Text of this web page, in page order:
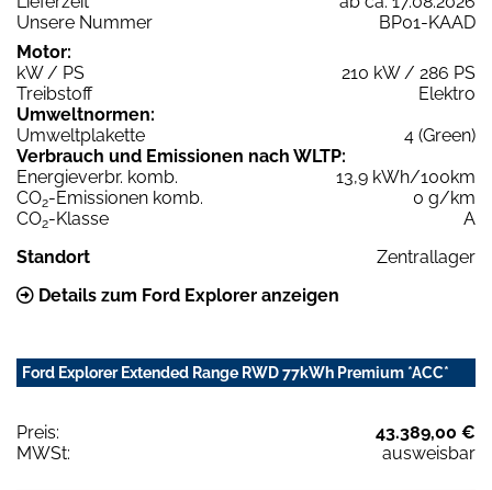
Unsere Nummer
BP01-KAAD
Motor:
kW / PS
210 kW / 286 PS
Treibstoff
Elektro
Umweltnormen:
Umweltplakette
4 (Green)
Verbrauch und Emissionen nach WLTP:
Energieverbr. komb.
13,9 kWh/100km
CO2-Emissionen komb.
0 g/km
CO2-Klasse
A
Standort
Zentrallager
Details zum Ford Explorer anzeigen
Ford Explorer Extended Range RWD 77kWh Premium *ACC*
Preis:
43.389,00 €
MWSt:
ausweisbar